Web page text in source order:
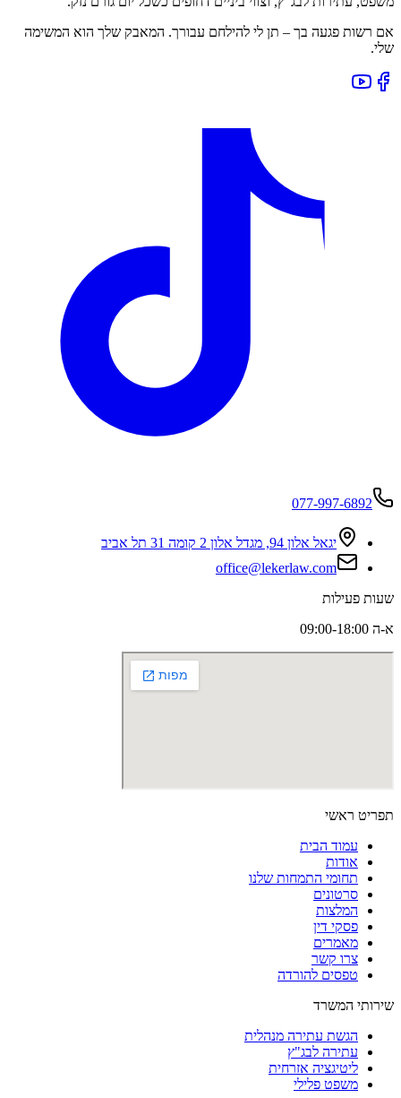
אם רשות פגעה בך – תן לי להילחם עבורך. המאבק שלך הוא המשימה
שלי.
077-997-6892
יגאל אלון 94, מגדל אלון 2 קומה 31 תל אביב
office@lekerlaw.com
שעות פעילות
א-ה 09:00-18:00
תפריט ראשי
עמוד הבית
אודות
תחומי התמחות שלנו
סרטונים
המלצות
פסקי דין
מאמרים
צרו קשר
טפסים להורדה
שירותי המשרד
הגשת עתירה מנהלית
עתירה לבג"ץ
ליטיגציה אזרחית
משפט פלילי